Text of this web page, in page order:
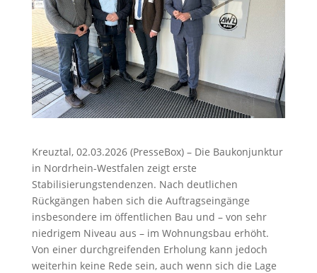
Kreuztal, 02.03.2026 (PresseBox) – Die Baukonjunktur
in Nordrhein-Westfalen zeigt erste
Stabilisierungstendenzen. Nach deutlichen
Rückgängen haben sich die Auftragseingänge
insbesondere im öffentlichen Bau und – von sehr
niedrigem Niveau aus – im Wohnungsbau erhöht.
Von einer durchgreifenden Erholung kann jedoch
weiterhin keine Rede sein, auch wenn sich die Lage